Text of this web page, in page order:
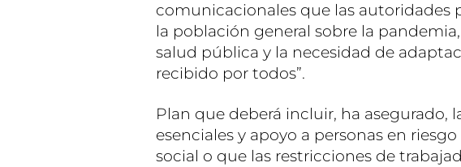
comunicacionales que las autoridades
la población general sobre la
salud pública y la necesidad de
recibido por todos”.
Plan que deberá incluir, ha asegurado,
esenciales y apoyo a personas en
social o que las restricciones de